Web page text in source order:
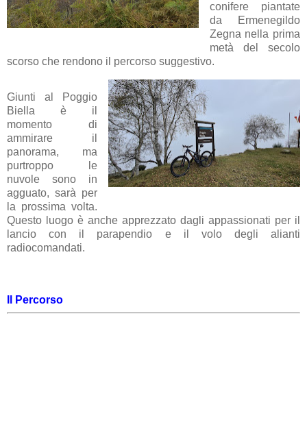
conifere piantate
da Ermenegildo
Zegna nella prima
metà del secolo
scorso che rendono il percorso suggestivo.
Giunti al Poggio
Biella è il
momento di
ammirare il
panorama, ma
purtroppo le
nuvole sono in
agguato, sarà per
la prossima volta.
Questo luogo è anche apprezzato dagli appassionati per il
lancio con il parapendio e il volo degli alianti
radiocomandati.
Il Percorso